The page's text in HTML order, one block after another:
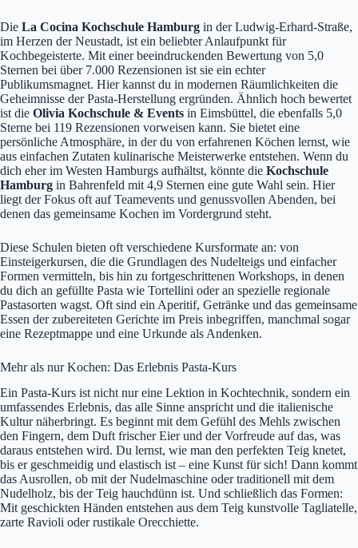
Die La Cocina Kochschule Hamburg in der Ludwig-Erhard-Straße,
im Herzen der Neustadt, ist ein beliebter Anlaufpunkt für
Kochbegeisterte. Mit einer beeindruckenden Bewertung von 5,0
Sternen bei über 7.000 Rezensionen ist sie ein echter
Publikumsmagnet. Hier kannst du in modernen Räumlichkeiten die
Geheimnisse der Pasta-Herstellung ergründen. Ähnlich hoch bewertet
ist die Olivia Kochschule & Events in Eimsbüttel, die ebenfalls 5,0
Sterne bei 119 Rezensionen vorweisen kann. Sie bietet eine
persönliche Atmosphäre, in der du von erfahrenen Köchen lernst, wie
aus einfachen Zutaten kulinarische Meisterwerke entstehen. Wenn du
dich eher im Westen Hamburgs aufhältst, könnte die Kochschule
Hamburg in Bahrenfeld mit 4,9 Sternen eine gute Wahl sein. Hier
liegt der Fokus oft auf Teamevents und genussvollen Abenden, bei
denen das gemeinsame Kochen im Vordergrund steht.
Diese Schulen bieten oft verschiedene Kursformate an: von
Einsteigerkursen, die die Grundlagen des Nudelteigs und einfacher
Formen vermitteln, bis hin zu fortgeschrittenen Workshops, in denen
du dich an gefüllte Pasta wie Tortellini oder an spezielle regionale
Pastasorten wagst. Oft sind ein Aperitif, Getränke und das gemeinsame
Essen der zubereiteten Gerichte im Preis inbegriffen, manchmal sogar
eine Rezeptmappe und eine Urkunde als Andenken.
Mehr als nur Kochen: Das Erlebnis Pasta-Kurs
Ein Pasta-Kurs ist nicht nur eine Lektion in Kochtechnik, sondern ein
umfassendes Erlebnis, das alle Sinne anspricht und die italienische
Kultur näherbringt. Es beginnt mit dem Gefühl des Mehls zwischen
den Fingern, dem Duft frischer Eier und der Vorfreude auf das, was
daraus entstehen wird. Du lernst, wie man den perfekten Teig knetet,
bis er geschmeidig und elastisch ist – eine Kunst für sich! Dann kommt
das Ausrollen, ob mit der Nudelmaschine oder traditionell mit dem
Nudelholz, bis der Teig hauchdünn ist. Und schließlich das Formen:
Mit geschickten Händen entstehen aus dem Teig kunstvolle Tagliatelle,
zarte Ravioli oder rustikale Orecchiette.